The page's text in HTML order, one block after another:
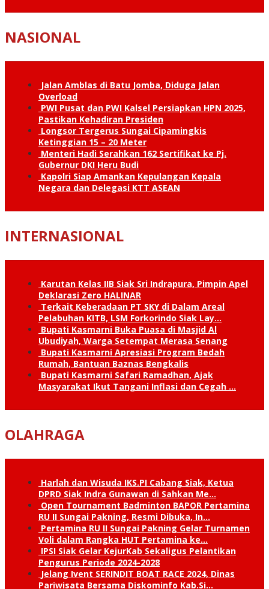
NASIONAL
Jalan Amblas di Batu Jomba, Diduga Jalan
Overload
PWI Pusat dan PWI Kalsel Persiapkan HPN 2025,
Pastikan Kehadiran Presiden
Longsor Tergerus Sungai Cipamingkis
Ketinggian 15 – 20 Meter
Menteri Hadi Serahkan 162 Sertifikat ke Pj.
Gubernur DKI Heru Budi
Kapolri Siap Amankan Kepulangan Kepala
Negara dan Delegasi KTT ASEAN
INTERNASIONAL
Karutan Kelas IIB Siak Sri Indrapura, Pimpin Apel
Deklarasi Zero HALINAR
Terkait Keberadaan PT SKY di Dalam Areal
Pelabuhan KITB, LSM Forkorindo Siak Lay…
Bupati Kasmarni Buka Puasa di Masjid Al
Ubudiyah, Warga Setempat Merasa Senang
Bupati Kasmarni Apresiasi Program Bedah
Rumah, Bantuan Baznas Bengkalis
Bupati Kasmarni Safari Ramadhan, Ajak
Masyarakat Ikut Tangani Inflasi dan Cegah …
OLAHRAGA
Harlah dan Wisuda IKS.PI Cabang Siak, Ketua
DPRD Siak Indra Gunawan di Sahkan Me…
Open Tournament Badminton BAPOR Pertamina
RU II Sungai Pakning, Resmi Dibuka, In…
Pertamina RU II Sungai Pakning Gelar Turnamen
Voli dalam Rangka HUT Pertamina ke…
IPSI Siak Gelar KejurKab Sekaligus Pelantikan
Pengurus Periode 2024-2028
Jelang Ivent SERINDIT BOAT RACE 2024, Dinas
Pariwisata Bersama Diskominfo Kab.Si…